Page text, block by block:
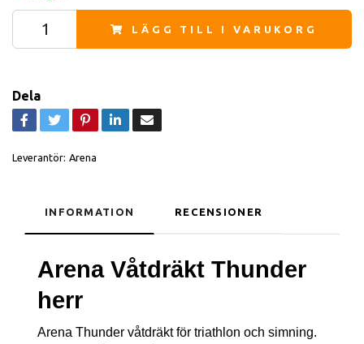
LÄGG TILL I VARUKORG
Dela
Leverantör: Arena
INFORMATION RECENSIONER
Arena Våtdräkt Thunder
herr
Arena Thunder våtdräkt för triathlon och simning.